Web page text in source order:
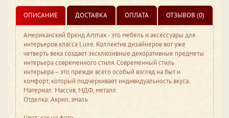
ОПИСАНИЕ ДОСТАВКА ОПЛАТА ОТЗЫВОВ (0)
Американский бренд Artmax - это мебель и аксессуары для
интерьеров класса Luxe. Коллектив дизайнеров вот уже
четверть века создает эксклюзивные декоративные предметы
интерьера современного стиля. Современный стиль
интерьера – это прежде всего особый взгляд на быт и
комфорт, который подчеркивает индивидуальность вкуса.
Материал: Массив, МДФ, металл
Отделка: Акрил, эмаль